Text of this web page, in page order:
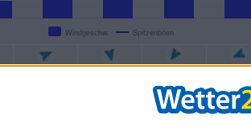
Windgeschw. Spitzenböen
26 km/h 28